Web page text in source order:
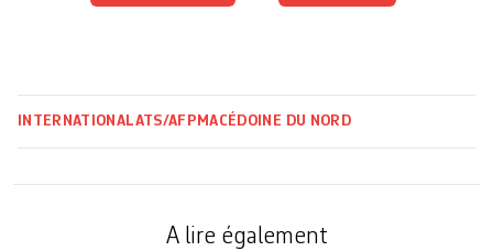
INTERNATIONALATS/AFP MACÉDOINE DU NORD
A lire également